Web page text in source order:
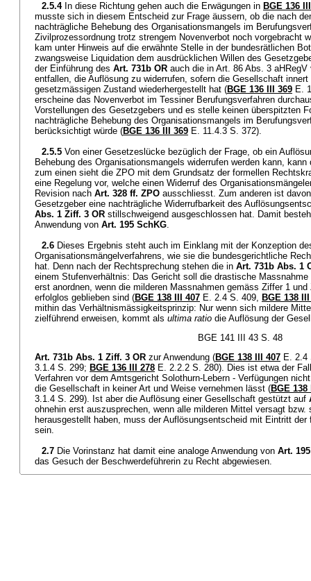
2.5.4 In diese Richtung gehen auch die Erwägungen in BGE 136
musste sich in diesem Entscheid zur Frage äussern, ob die nach
nachträgliche Behebung des Organisationsmangels im
Zivilprozessordnung trotz strengem Novenverbot noch vorgebracht
kam unter Hinweis auf die erwähnte Stelle in der bundesrätlichen
zwangsweise Liquidation dem ausdrücklichen Willen des
der Einführung des Art. 731b OR auch die in Art. 86 Abs. 3
entfallen, die Auflösung zu widerrufen, sofern die Gesellschaft innert
gesetzmässigen Zustand wiederhergestellt hat (BGE 136 III 369 E.
erscheine das Novenverbot im Tessiner Berufungsverfahren
Vorstellungen des Gesetzgebers und es stelle keinen überspitzten
nachträgliche Behebung des Organisationsmangels im
berücksichtigt würde (BGE 136 III 369 E. 11.4.3 S. 372).
2.5.5 Von einer Gesetzeslücke bezüglich der Frage, ob ein
Behebung des Organisationsmangels widerrufen werden kann,
zum einen sieht die ZPO mit dem Grundsatz der formellen
eine Regelung vor, welche einen Widerruf des
Revision nach Art. 328 ff. ZPO ausschliesst. Zum anderen ist
Gesetzgeber eine nachträgliche Widerrufbarkeit des
Abs. 1 Ziff. 3 OR stillschweigend ausgeschlossen hat. Damit
Anwendung von Art. 195 SchKG.
2.6 Dieses Ergebnis steht auch im Einklang mit der Konzeption
Organisationsmängelverfahrens, wie sie die bundesgerichtliche
hat. Denn nach der Rechtsprechung stehen die in Art. 731b Abs. 1
einem Stufenverhältnis: Das Gericht soll die drastische
erst anordnen, wenn die milderen Massnahmen gemäss Ziffer 1
erfolglos geblieben sind (BGE 138 III 407 E. 2.4 S. 409, BGE 138
mithin das Verhältnismässigkeitsprinzip: Nur wenn sich mildere
zielführend erweisen, kommt als ultima ratio die Auflösung der
BGE 141 III 43 S. 48
Art. 731b Abs. 1 Ziff. 3 OR zur Anwendung (BGE 138 III 407 E.
3.1.4 S. 299; BGE 136 III 278 E. 2.2.2 S. 280). Dies ist etwa der
Verfahren vor dem Amtsgericht Solothurn-Lebern - Verfügungen
die Gesellschaft in keiner Art und Weise vernehmen lässt (BGE 138
3.1.4 S. 299). Ist aber die Auflösung einer Gesellschaft gestützt auf
ohnehin erst auszusprechen, wenn alle milderen Mittel versagt
herausgestellt haben, muss der Auflösungsentscheid mit Eintritt
sein.
2.7 Die Vorinstanz hat damit eine analoge Anwendung von Art.
das Gesuch der Beschwerdeführerin zu Recht abgewiesen.